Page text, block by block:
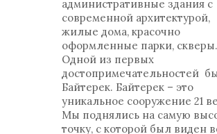
административные здания с
современной архитектурой,
жилые дома, красочно
оформленные парки, скверы.
Одной из первых
достопримечательностей
Байтерек. Байтерек – это
уникальное сооружение 21
Мы поднялись на самую
точку, с которой был виден